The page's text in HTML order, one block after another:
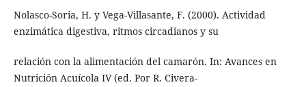
Nolasco-Soria, H. y Vega-Villasante, F. (2000). Actividad
enzimática digestiva, ritmos circadianos y su
relación con la alimentación del camarón. In: Avances en
Nutrición Acuícola IV (ed. Por R. Civera-